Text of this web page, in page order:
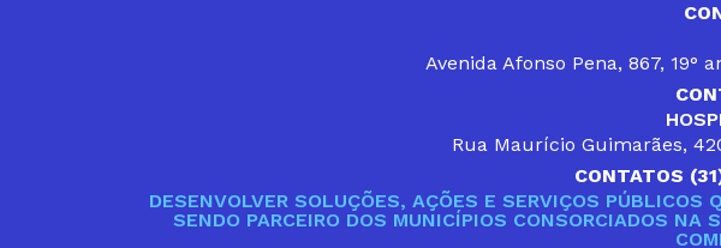
Avenida Afonso Pena, 867, 19°
Rua Maurício Guimarães,
CONTATOS
DESENVOLVER SOLUÇÕES, AÇÕES E SERVIÇOS
SENDO PARCEIRO DOS MUNICÍPIOS CONSORCIADOS NA